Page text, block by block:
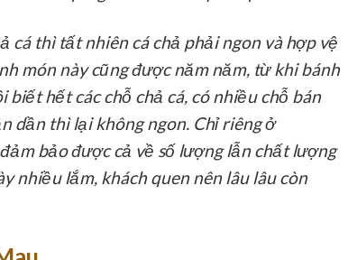
cá thì tất nhiên cá chả phải ngon và hợp vệ
món này cũng được năm năm, từ khi bánh
hết các chỗ chả cá, có nhiều chỗ bán
dần thì lại không ngon. Chỉ riêng ở
bảo được cả về số lượng lẫn chất lượng
nhiều lắm, khách quen nên lâu lâu còn